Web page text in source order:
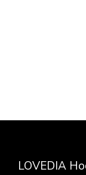
LOVEDIA